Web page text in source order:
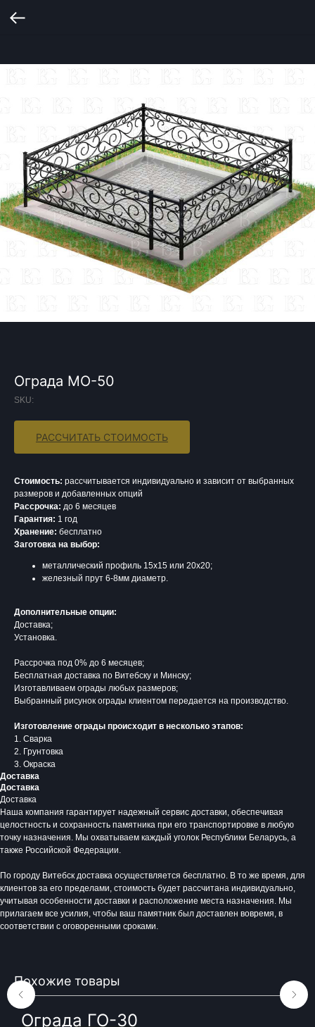
Ограда МО-50
SKU:
РАССЧИТАТЬ СТОИМОСТЬ
Стоимость: рассчитывается индивидуально и зависит от выбранных
размеров и добавленных опций
Рассрочка: до 6 месяцев
Гарантия: 1 год
Хранение: бесплатно
Заготовка на выбор:
металлический профиль 15х15 или 20х20;
железный прут 6-8мм диаметр.
Дополнительные опции:
Доставка;
Установка.
Рассрочка под 0% до 6 месяцев;
Бесплатная доставка по Витебску и Минску;
Изготавливаем ограды любых размеров;
Выбранный рисунок ограды клиентом передается на производство.
Изготовление ограды происходит в несколько этапов:
1. Сварка
2. Грунтовка
3. Окраска
Доставка
Доставка
Доставка
Наша компания гарантирует надежный сервис доставки, обеспечивая
целостность и сохранность памятника при его транспортировке в любую
точку назначения. Мы охватываем каждый уголок Республики Беларусь, а
также Российской Федерации.
По городу Витебск доставка осуществляется бесплатно. В то же время, для
клиентов за его пределами, стоимость будет рассчитана индивидуально,
учитывая особенности доставки и расположение места назначения. Мы
прилагаем все усилия, чтобы ваш памятник был доставлен вовремя, в
соответствии с оговоренными сроками.
Похожие товары
Ограда ГО-30
Телефон (Viber, Wa):+375 (33) 333-80-33
Адрес: г. Витебск, ул. Генерала
Белобородова 4а 1 этаж 108 помещение
Время работы:
Вторник - Суббота:
С 10.00 - 19.00
Понедельник: Выходной
Производство мемориальной продукции
любой сложности без посредников